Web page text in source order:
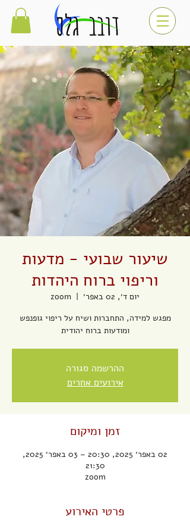
שיעור שבועי - מדעות
וריפוי ברוח היהדות
יום ד׳, 02 באפר׳
  |
zoom
מפגש למידה, התחברות ושיח על ריפוי גופנפש
ומודעות ברוח יהודית
ההרשמה סגורה
אירועים אחרים
זמן ומיקום
02 באפר׳ 2025, 20:30 – 03 באפר׳ 2025,
21:30
zoom
פרטי האירוע